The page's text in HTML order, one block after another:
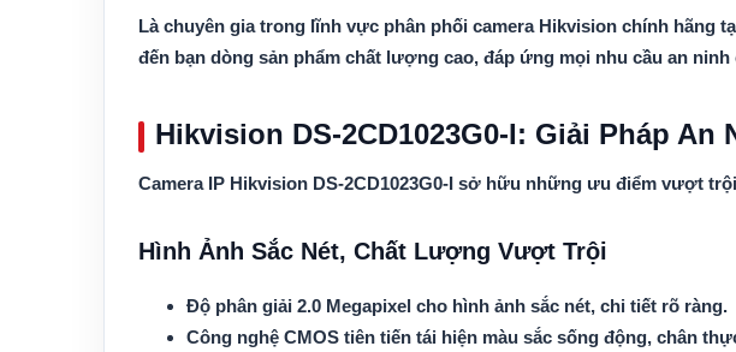
Là chuyên gia trong lĩnh vực phân phối camera Hikvision chính hãng
đến bạn dòng sản phẩm chất lượng cao, đáp ứng mọi nhu cầu an ninh
Hikvision DS-2CD1023G0-I: Giải Pháp An
Camera IP Hikvision DS-2CD1023G0-I sở hữu những ưu điểm vượt
Hình Ảnh Sắc Nét, Chất Lượng Vượt Trội
Độ phân giải 2.0 Megapixel cho hình ảnh sắc nét, chi tiết rõ ràng.
Công nghệ CMOS tiên tiến tái hiện màu sắc sống động, chân